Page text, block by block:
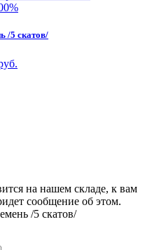
/5 скатов/
на нашем складе, к вам
сообщение об этом.
/5 скатов/